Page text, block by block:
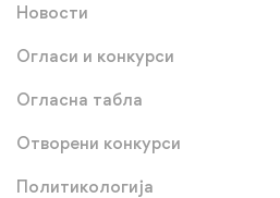
Новости
Огласи и конкурси
Огласна табла
Отворени конкурси
Политикологија